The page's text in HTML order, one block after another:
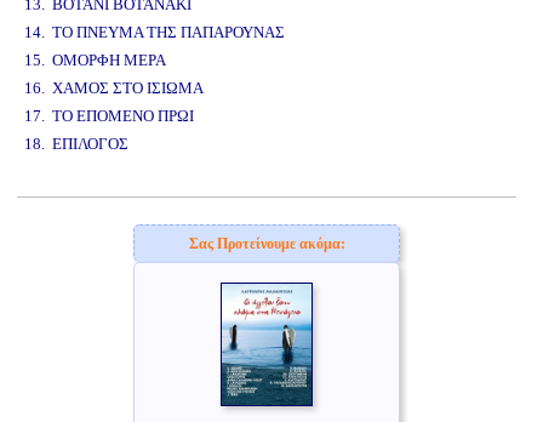
13. ΒΟΤΑΝΙ ΒΟΤΑΝΑΚΙ
14. ΤΟ ΠΝΕΥΜΑ ΤΗΣ ΠΑΠΑΡΟΥΝΑΣ
15. ΟΜΟΡΦΗ ΜΕΡΑ
16. ΧΑΜΟΣ ΣΤΟ ΙΣΙΩΜΑ
17. ΤΟ ΕΠΟΜΕΝΟ ΠΡΩΙ
18. ΕΠΙΛΟΓΟΣ
Σας Προτείνουμε ακόμα: